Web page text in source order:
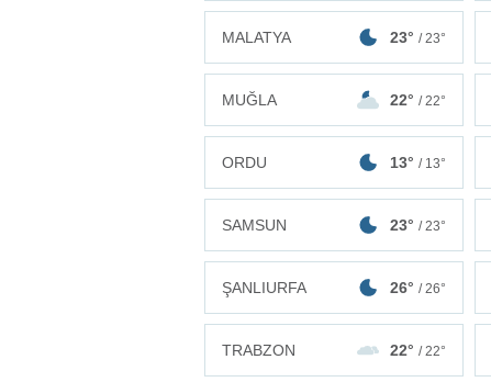
MALATYA 23° / 23°
MUĞLA 22° / 22°
ORDU 13° / 13°
SAMSUN 23° / 23°
ŞANLIURFA 26° / 26°
TRABZON 22° / 22°